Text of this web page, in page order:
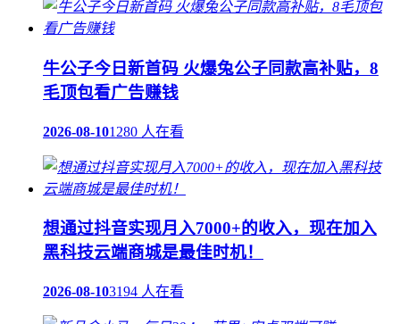
牛公子今日新首码 火爆兔公子同款高补贴，8
毛顶包看广告赚钱
2026-08-101280 人在看
想通过抖音实现月入7000+的收入，现在加入
黑科技云端商城是最佳时机！
2026-08-103194 人在看